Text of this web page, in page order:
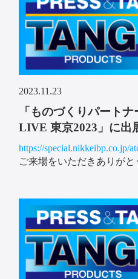
2023.11.23
「ものづくりパート
LIVE 東京2023」に出
https://special.nikkeibp.co.jp/
ご来場をいただきありがと